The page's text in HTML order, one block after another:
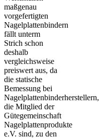
maßgenau
vorgefertigten
Nagelplattenbindern
fällt unterm
Strich schon
deshalb
vergleichsweise
preiswert aus, da
die statische
Bemessung bei
Nagelplattenbinderherstellern,
die Mitglied der
Gütegemeinschaft
Nagelplattenprodukte
e.V. sind, zu den